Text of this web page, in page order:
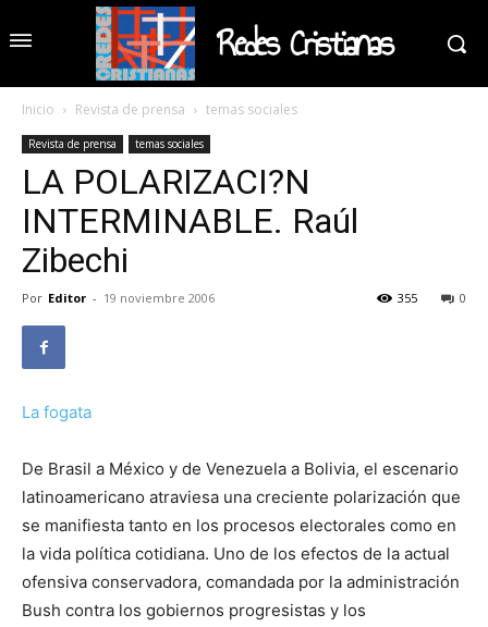
Redes Cristianas
Inicio Revista de prensa temas sociales
Revista de prensa temas sociales
LA POLARIZACI?N
INTERMINABLE. Raúl
Zibechi
Por Editor - 19 noviembre 2006 0
355
La fogata
De Brasil a México y de Venezuela a Bolivia, el escenario
latinoamericano atraviesa una creciente polarización que
se manifiesta tanto en los procesos electorales como en
la vida política cotidiana. Uno de los efectos de la actual
ofensiva conservadora, comandada por la administración
Bush contra los gobiernos progresistas y los